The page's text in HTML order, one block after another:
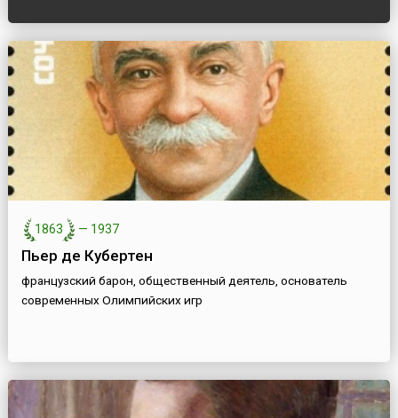
1863 — 1937
Пьер де Кубертен
французский барон, общественный деятель, основатель
современных Олимпийских игр